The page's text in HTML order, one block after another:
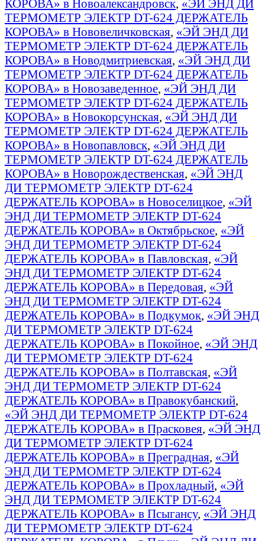
КОРОВА» в Новоалександровск, «ЭЙ ЭНД ДИ
ТЕРМОМЕТР ЭЛЕКТР DT-624 ДЕРЖАТЕЛЬ
КОРОВА» в Нововеличковская, «ЭЙ ЭНД ДИ
ТЕРМОМЕТР ЭЛЕКТР DT-624 ДЕРЖАТЕЛЬ
КОРОВА» в Новодмитриевская, «ЭЙ ЭНД ДИ
ТЕРМОМЕТР ЭЛЕКТР DT-624 ДЕРЖАТЕЛЬ
КОРОВА» в Новозаведенное, «ЭЙ ЭНД ДИ
ТЕРМОМЕТР ЭЛЕКТР DT-624 ДЕРЖАТЕЛЬ
КОРОВА» в Новокорсунская, «ЭЙ ЭНД ДИ
ТЕРМОМЕТР ЭЛЕКТР DT-624 ДЕРЖАТЕЛЬ
КОРОВА» в Новопавловск, «ЭЙ ЭНД ДИ
ТЕРМОМЕТР ЭЛЕКТР DT-624 ДЕРЖАТЕЛЬ
КОРОВА» в Новорождественская, «ЭЙ ЭНД
ДИ ТЕРМОМЕТР ЭЛЕКТР DT-624
ДЕРЖАТЕЛЬ КОРОВА» в Новоселицкое, «ЭЙ
ЭНД ДИ ТЕРМОМЕТР ЭЛЕКТР DT-624
ДЕРЖАТЕЛЬ КОРОВА» в Октябрьское, «ЭЙ
ЭНД ДИ ТЕРМОМЕТР ЭЛЕКТР DT-624
ДЕРЖАТЕЛЬ КОРОВА» в Павловская, «ЭЙ
ЭНД ДИ ТЕРМОМЕТР ЭЛЕКТР DT-624
ДЕРЖАТЕЛЬ КОРОВА» в Передовая, «ЭЙ
ЭНД ДИ ТЕРМОМЕТР ЭЛЕКТР DT-624
ДЕРЖАТЕЛЬ КОРОВА» в Подкумок, «ЭЙ ЭНД
ДИ ТЕРМОМЕТР ЭЛЕКТР DT-624
ДЕРЖАТЕЛЬ КОРОВА» в Покойное, «ЭЙ ЭНД
ДИ ТЕРМОМЕТР ЭЛЕКТР DT-624
ДЕРЖАТЕЛЬ КОРОВА» в Полтавская, «ЭЙ
ЭНД ДИ ТЕРМОМЕТР ЭЛЕКТР DT-624
ДЕРЖАТЕЛЬ КОРОВА» в Правокубанский,
«ЭЙ ЭНД ДИ ТЕРМОМЕТР ЭЛЕКТР DT-624
ДЕРЖАТЕЛЬ КОРОВА» в Прасковея, «ЭЙ ЭНД
ДИ ТЕРМОМЕТР ЭЛЕКТР DT-624
ДЕРЖАТЕЛЬ КОРОВА» в Преградная, «ЭЙ
ЭНД ДИ ТЕРМОМЕТР ЭЛЕКТР DT-624
ДЕРЖАТЕЛЬ КОРОВА» в Прохладный, «ЭЙ
ЭНД ДИ ТЕРМОМЕТР ЭЛЕКТР DT-624
ДЕРЖАТЕЛЬ КОРОВА» в Псыгансу, «ЭЙ ЭНД
ДИ ТЕРМОМЕТР ЭЛЕКТР DT-624